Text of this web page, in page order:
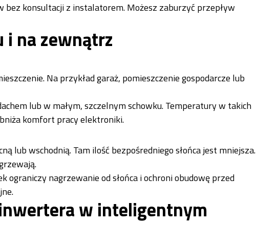
konsultacji z instalatorem. Możesz zaburzyć przepływ
i na zewnątrz
Na przykład garaż, pomieszczenie gospodarcze lub
lub w małym, szczelnym schowku. Temperatury w takich
komfort pracy elektroniki.
lub wschodnią. Tam ilość bezpośredniego słońca jest mniejsza.
nagrzewanie od słońca i ochroni obudowę przed
w inteligentnym